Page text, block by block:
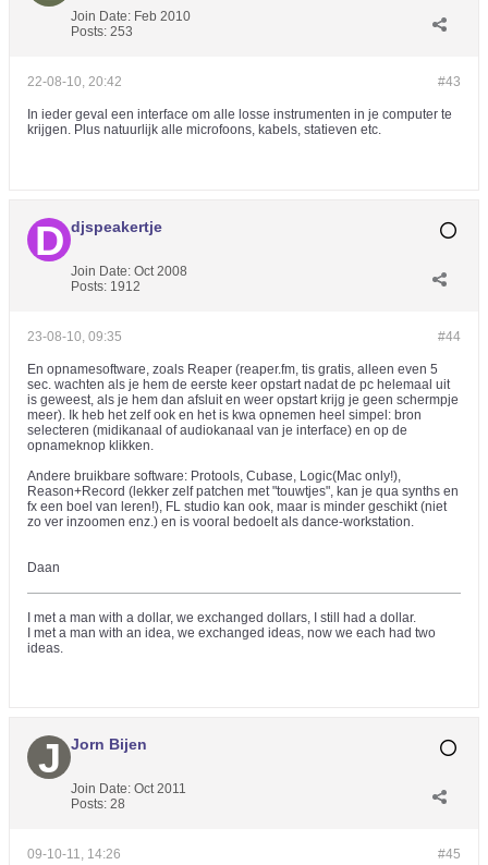
Join Date: Feb 2010
Posts: 253
#43
22-08-10, 20:42
In ieder geval een interface om alle losse instrumenten in je computer te
krijgen. Plus natuurlijk alle microfoons, kabels, statieven etc.
djspeakertje
Join Date: Oct 2008
Posts: 1912
#44
23-08-10, 09:35
En opnamesoftware, zoals Reaper (reaper.fm, tis gratis, alleen even 5
sec. wachten als je hem de eerste keer opstart nadat de pc helemaal uit
is geweest, als je hem dan afsluit en weer opstart krijg je geen schermpje
meer). Ik heb het zelf ook en het is kwa opnemen heel simpel: bron
selecteren (midikanaal of audiokanaal van je interface) en op de
opnameknop klikken.
Andere bruikbare software: Protools, Cubase, Logic(Mac only!),
Reason+Record (lekker zelf patchen met "touwtjes", kan je qua synths en
fx een boel van leren!), FL studio kan ook, maar is minder geschikt (niet
zo ver inzoomen enz.) en is vooral bedoelt als dance-workstation.
Daan
I met a man with a dollar, we exchanged dollars, I still had a dollar.
I met a man with an idea, we exchanged ideas, now we each had two
ideas.
Jorn Bijen
Join Date: Oct 2011
Posts: 28
#45
09-10-11, 14:26